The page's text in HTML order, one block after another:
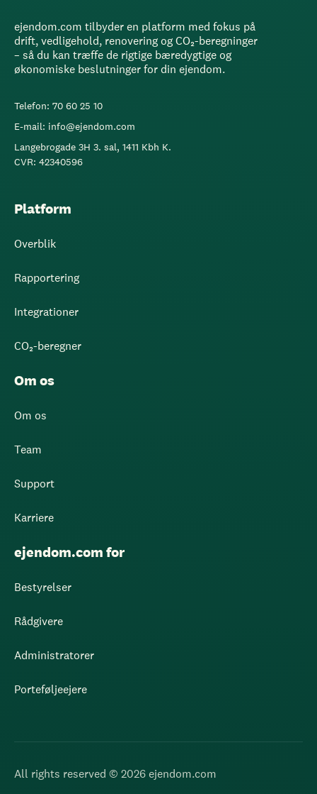
ejendom.com tilbyder en platform med fokus på
drift, vedligehold, renovering og CO₂-beregninger
– så du kan træffe de rigtige bæredygtige og
økonomiske beslutninger for din ejendom.
Telefon: 70 60 25 10
E-mail: info@ejendom.com
Langebrogade 3H 3. sal, 1411 Kbh K.
CVR: 42340596
Platform
Overblik
Rapportering
Integrationer
CO₂-beregner
Om os
Om os
Team
Support
Karriere
ejendom.com for
Bestyrelser
Rådgivere
Administratorer
Porteføljeejere
All rights reserved © 2026 ejendom.com